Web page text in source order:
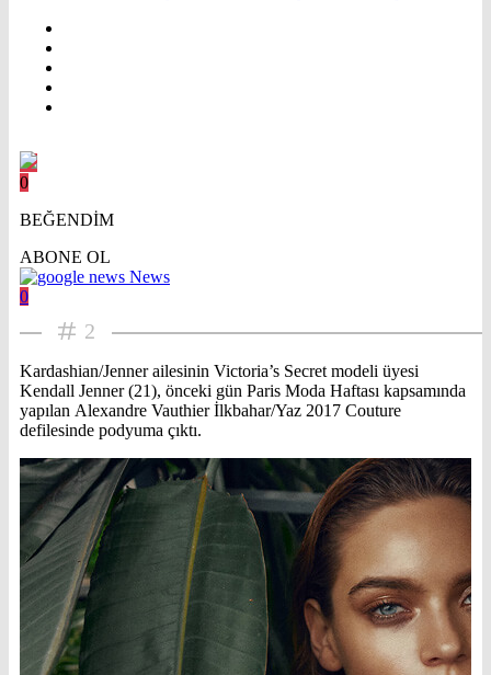
0
BEĞENDİM
ABONE OL
News
0
2
Kardashian/Jenner ailesinin Victoria’s Secret modeli üyesi
Kendall Jenner (21), önceki gün Paris Moda Haftası kapsamında
yapılan Alexandre Vauthier İlkbahar/Yaz 2017 Couture
defilesinde podyuma çıktı.